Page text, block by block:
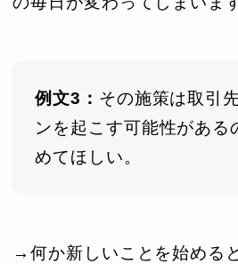
例文3： その施策は取引
ンを起こす可能性がある
めてほしい。
→何か新しいことを始める